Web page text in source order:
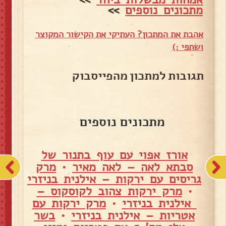
מתכונים נוספים>>
אהבת את המתכון? העתיקי את הקישור המקוצר
ושתפי :)
תגובות למתכון מהפייסבוק
מתכונים נוספים
אורז אפוי עם עוף בתנור של
סבתא לאה – לאה מאיר • מרק
גריסים עם ירקות – אילנית בניזרי
•מרק ירקות צהוב לקוסקוס –
אילנית בניזרי •מרק ירקות עם
אטריות – אילנית בניזרי •בשר